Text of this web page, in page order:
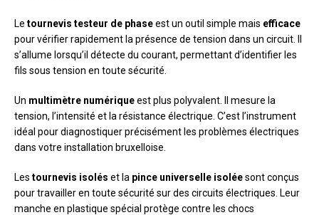
Le tournevis testeur de phaseest un outil simple mais efficace
pour vérifier rapidement la présence de tension dans un circuit. Il
s’allume lorsqu’il détecte du courant, permettant d’identifier les
fils sous tension en toute sécurité.
Un multimètre numériqueest plus polyvalent. Il mesure la
tension, l’intensité et la résistance électrique. C’est l’instrument
idéal pour diagnostiquer précisément les problèmes électriques
dans votre installation bruxelloise.
Les tournevis isolés et la pince universelle isoléesont conçus
pour travailler en toute sécurité sur des circuits électriques. Leur
manche en plastique spécial protège contre les chocs